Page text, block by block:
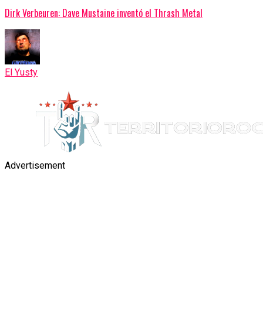
Dirk Verbeuren: Dave Mustaine inventó el Thrash Metal
El Yusty
Advertisement